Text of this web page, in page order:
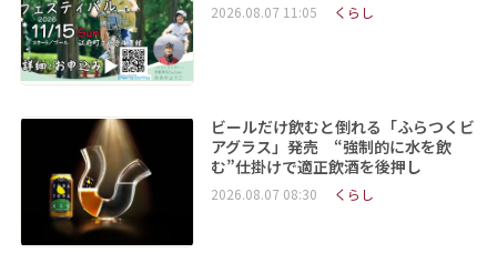
2026.08.07 11:05 くらし
ビールだけ飲むと倒れる「ふらつくビ
アグラス」発売 “強制的に水を飲
む”仕掛けで適正飲酒を後押し
2026.08.07 08:30 くらし